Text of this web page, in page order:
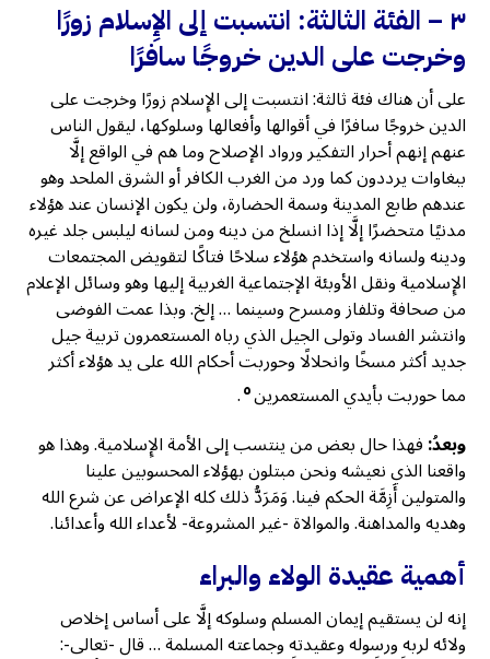
٣ –
الفئة الثالثة: انتسبت إلى الإِسلام زورًا
وخرجت على الدين خروجًا سافرًا
على أن هناك فئة ثالثة: انتسبت إلى الإِسلام زورًا وخرجت على
الدين خروجًا سافرًا في أقوالها وأفعالها وسلوكها، ليقول الناس
عنهم إنهم أحرار التفكير ورواد الإصلاح وما هم في الواقع إلَّا
ببغاوات يرددون كما ورد من الغرب الكافر أو الشرق الملحد وهو
عندهم طابع المدينة وسمة الحضارة، ولن يكون الإنسان عند هؤلاء
مدنيًا متحضرًا إلَّا إذا انسلخ من دينه ومن لسانه ليلبس جلد غيره
ودينه ولسانه واستخدم هؤلاء سلاحًا فتاكًا لتقويض المجتمعات
الإِسلامية ونقل الأوبئة الإجتماعية الغربية إليها وهو وسائل الإعلام
من صحافة وتلفاز ومسرح وسينما … إلخ. وبذا عمت الفوضى
وانتشر الفساد وتولى الجيل الذي رباه المستعمرون تربية جيل
جديد أكثر مسخًا وانحلالًا وحوربت أحكام الله على يد هؤلاء أكثر
مما حوربت بأيدي المستعمرين٥.
وبعدُ:فهذا حال بعض من ينتسب إلى الأمة الإِسلامية. وهذا هو
واقعنا الذي نعيشه ونحن مبتلون بهؤلاء المحسوبين علينا
والمتولين أَزِمَّة الحكم فينا. وَمَرَدُّ ذلك كله الإعراض عن شرع الله
وهديه والمداهنة. والموالاة -غير المشروعة- لأعداء الله وأعدائنا.
أهمية عقيدة الولاء والبراء
إنه لن يستقيم إيمان المسلم وسلوكه إلَّا على أساس إخلاص
ولائه لربه ورسوله وعقيدته وجماعته المسلمة … قال -تعالى-: